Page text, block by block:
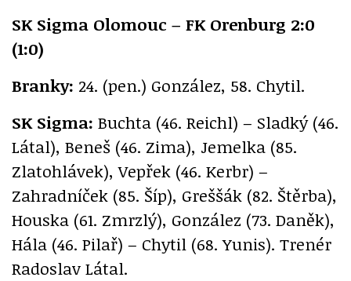
SK Sigma Olomouc – FK Orenburg 2:0
(1:0)
Branky: 24. (pen.) González, 58. Chytil.
SK Sigma: Buchta (46. Reichl) – Sladký (46.
Látal), Beneš (46. Zima), Jemelka (85.
Zlatohlávek), Vepřek (46. Kerbr) –
Zahradníček (85. Šíp), Greššák (82. Štěrba),
Houska (61. Zmrzlý), González (73. Daněk),
Hála (46. Pilař) – Chytil (68. Yunis). Trenér
Radoslav Látal.